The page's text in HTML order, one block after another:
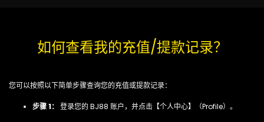
如何查看我的充值/提款记录？
您可以按照以下简单步骤查询您的充值或提款记录：
步骤 1： 登录您的 BJ88 账户，并点击【个人中心】（Profile）。